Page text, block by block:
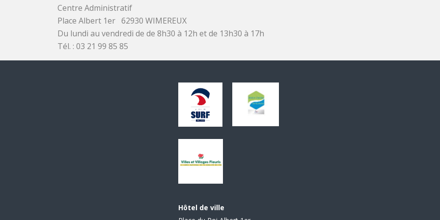
Centre Administratif
Place Albert 1er 62930 WIMEREUX
Du lundi au vendredi de de 8h30 à 12h et de 13h30 à 17h
Tél. : 03 21 99 85 85
Hôtel de ville